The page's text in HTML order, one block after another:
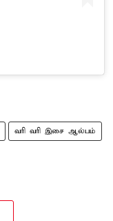
வரி வரி இசை ஆல்பம்